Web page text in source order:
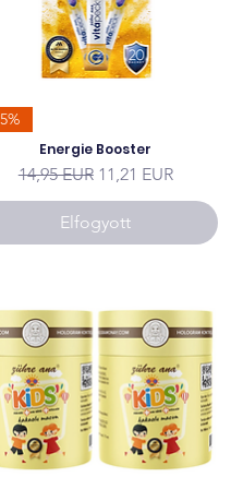
Energie Booster
Szokásos ár
14,95 EUR Akciós ár
11,21 EUR
Elfogyott